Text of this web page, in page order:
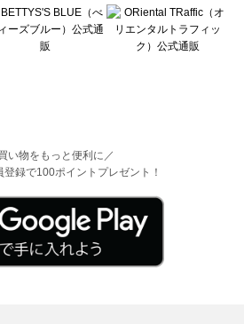
い物をもっと便利に／
登録で100ポイントプレゼント！